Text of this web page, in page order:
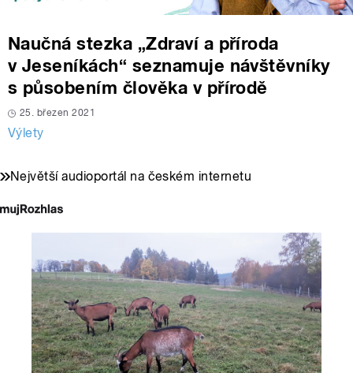
Naučná stezka „Zdraví a příroda
v Jeseníkách“ seznamuje návštěvníky
s působením člověka v přírodě
25. březen 2021
Výlety
Největší audioportál na českém internetu